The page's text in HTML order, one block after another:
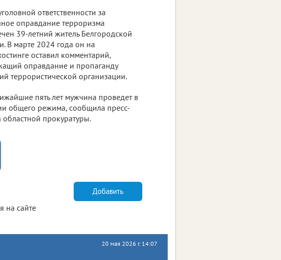
ответственности за
оправдание терроризма
39-летний житель Белгородской
В марте 2024 года он на
оставил комментарий,
оправдание и пропаганду
террористической организации.
пять лет мужчина проведет в
общего режима, сообщила пресс-
областной прокуратуры.
на сайте
Добавить
20 мая 2026 г. 14:07